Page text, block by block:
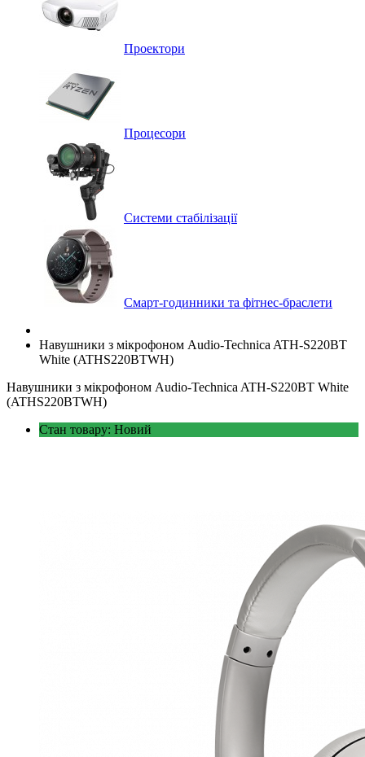
Проектори
Процесори
Системи стабілізації
Смарт-годинники та фітнес-браслети
Навушники з мікрофоном Audio-Technica ATH-S220BT
White (ATHS220BTWH)
Навушники з мікрофоном Audio-Technica ATH-S220BT White
(ATHS220BTWH)
Стан товару: Новий